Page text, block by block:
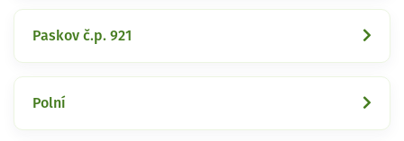
Paskov č.p. 921
Polní